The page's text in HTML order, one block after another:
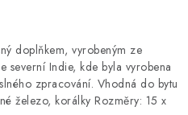
a platba
Kontakt
Hodnocení obchodu
doplňkem, vyrobeným ze
severní Indie, kde byla vyrobena
zpracování. Vhodná do bytu
železo, korálky Rozměry: 15 x